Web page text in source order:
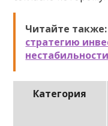
Читайте также:
стратегию
нестабильности
Категория